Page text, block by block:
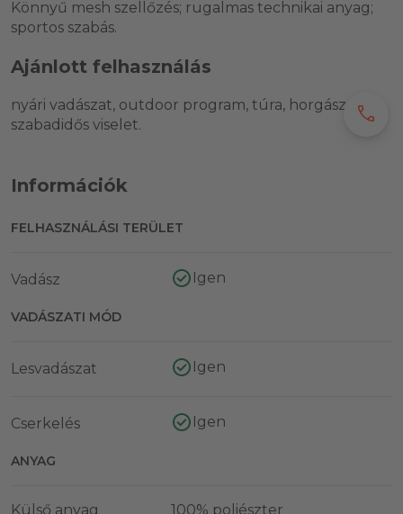
Könnyű mesh szellőzés; rugalmas technikai anyag;
sportos szabás.
Ajánlott felhasználás
nyári vadászat, outdoor program, túra, horgászat és
szabadidős viselet.
Információk
FELHASZNÁLÁSI TERÜLET
Vadász Igen
VADÁSZATI MÓD
Lesvadászat Igen
Cserkelés Igen
ANYAG
Külső anyag 100% poliészter
call